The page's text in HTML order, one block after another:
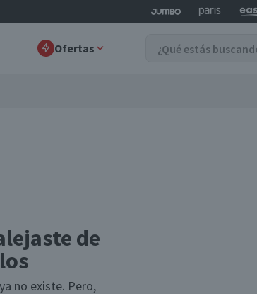
Ofertas
de
no existe. Pero,